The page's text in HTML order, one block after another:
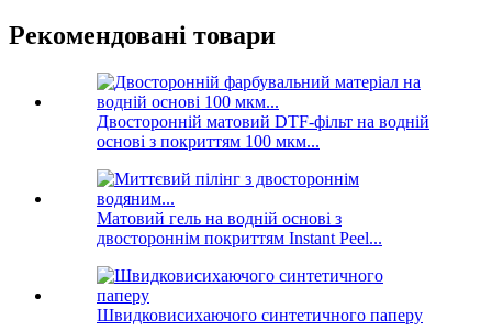
Рекомендовані товари
Двосторонній матовий DTF-фільт на водній
основі з покриттям 100 мкм...
Матовий гель на водній основі з
двостороннім покриттям Instant Peel...
Швидковисихаючого синтетичного паперу